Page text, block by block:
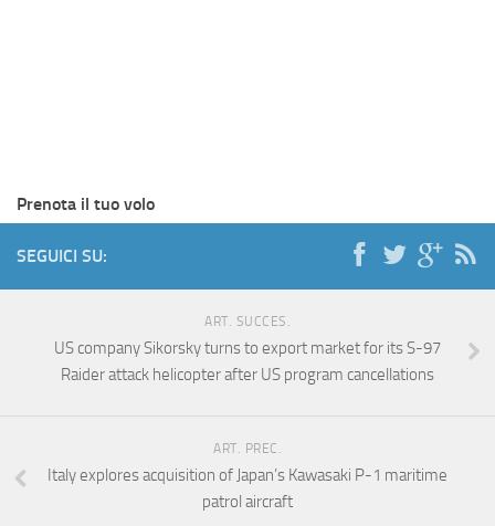
Prenota il tuo volo
SEGUICI SU:
ART. SUCCES.
US company Sikorsky turns to export market for its S-97
Raider attack helicopter after US program cancellations
ART. PREC.
Italy explores acquisition of Japan’s Kawasaki P-1 maritime
patrol aircraft